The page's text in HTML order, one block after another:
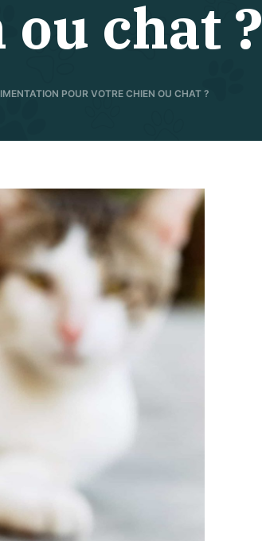
chat ?
POUR VOTRE CHIEN OU CHAT ?